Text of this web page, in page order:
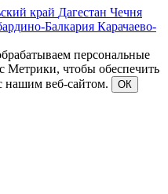
край Дагестан Чечня
Балкария Карачаево-
персональные
Метрики, чтобы обеспечить
нашим веб-сайтом.
ОК